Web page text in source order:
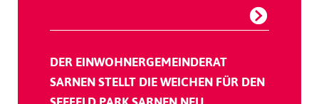
DER EINWOHNERGEMEINDERAT
SARNEN STELLT DIE WEICHEN FÜR DEN